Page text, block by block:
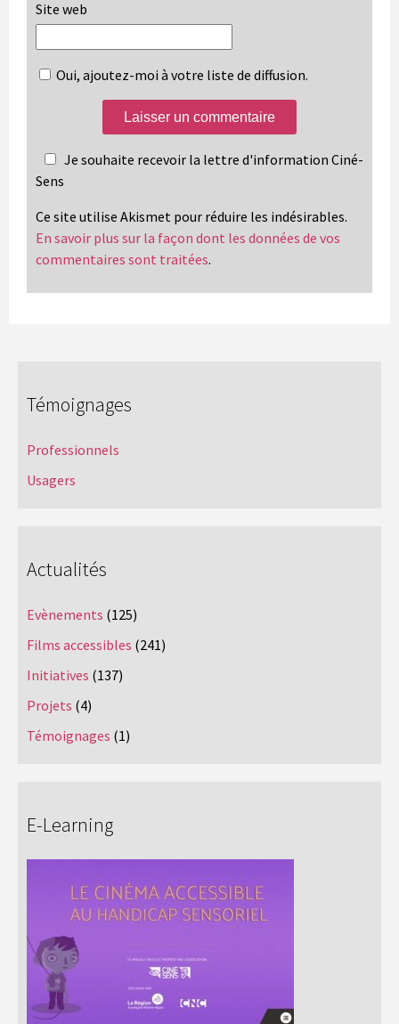
Site web
Oui, ajoutez-moi à votre liste de diffusion.
Je souhaite recevoir la lettre d'information Ciné-
Sens
Ce site utilise Akismet pour réduire les indésirables.
En savoir plus sur la façon dont les données de vos
commentaires sont traitées.
Témoignages
Professionnels
Usagers
Actualités
Evènements (125)
Films accessibles (241)
Initiatives (137)
Projets (4)
Témoignages (1)
E-Learning